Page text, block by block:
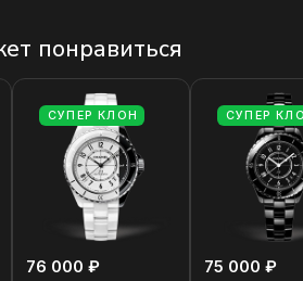
понравиться
СУПЕР КЛОН
76 000 ₽
СУПЕР
75 000 ₽